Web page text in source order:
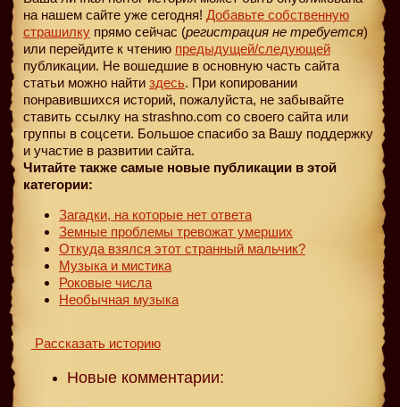
на нашем сайте уже сегодня! Добавьте собственную
страшилку прямо сейчас (регистрация не требуется)
или перейдите к чтению предыдущей/следующей
публикации. Не вошедшие в основную часть сайта
статьи можно найти здесь. При копировании
понравившихся историй, пожалуйста, не забывайте
ставить ссылку на strashno.com со своего сайта или
группы в соцсети. Большое спасибо за Вашу поддержку
и участие в развитии сайта.
Читайте также самые новые публикации в этой
категории:
Загадки, на которые нет ответа
Земные проблемы тревожат умерших
Откуда взялся этот странный мальчик?
Музыка и мистика
Роковые числа
Необычная музыка
Рассказать историю
Новые комментарии: